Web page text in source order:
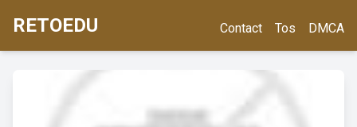
RETOEDU Contact Tos DMCA